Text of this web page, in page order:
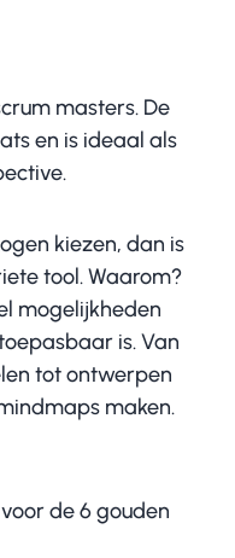
masters. De
en is ideaal als
kiezen, dan is
tool. Waarom?
mogelijkheden
is. Van
tot ontwerpen
maken.
de 6 gouden